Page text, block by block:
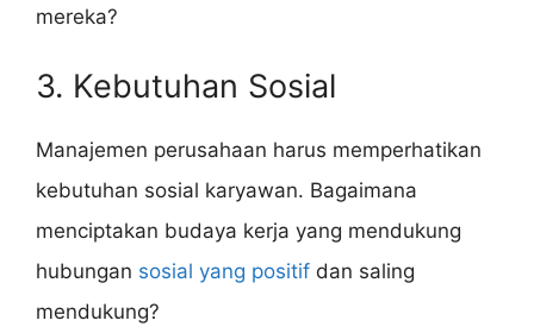
mereka?
3. Kebutuhan Sosial
Manajemen perusahaan harus memperhatikan
kebutuhan sosial karyawan. Bagaimana
menciptakan budaya kerja yang mendukung
hubungan sosial yang positif dan saling
mendukung?